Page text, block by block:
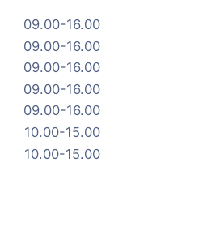
09.00-16.00
09.00-16.00
09.00-16.00
09.00-16.00
09.00-16.00
10.00-15.00
10.00-15.00